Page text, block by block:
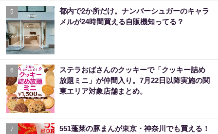
5
都内で2か所だけ。ナンバーシュガーのキャラ
メルが24時間買える自販機知ってる？
6
ステラおばさんのクッキーで「クッキー詰め
放題ミニ」が仲間入り。7月22日以降実施の関
東エリア対象店舗まとめ。
7
551蓬莱の豚まんが東京・神奈川でも買える！